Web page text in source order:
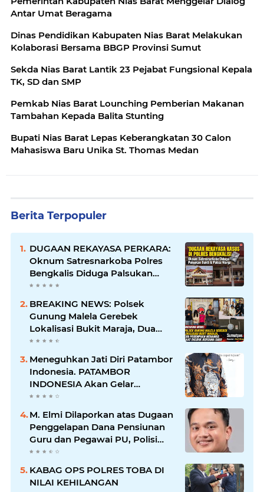
Antar Umat Beragama
Dinas Pendidikan Kabupaten Nias Barat Melakukan
Kolaborasi Bersama BBGP Provinsi Sumut
Sekda Nias Barat Lantik 23 Pejabat Fungsional Kepala
TK, SD dan SMP
Pemkab Nias Barat Lounching Pemberian Makanan
Tambahan Kepada Balita Stunting
Bupati Nias Barat Lepas Keberangkatan 30 Calon
Mahasiswa Baru Unika St. Thomas Medan
Berita Terpopuler
DUGAAN REKAYASA PERKARA:
Oknum Satresnarkoba Polres
Bengkalis Diduga Palsukan
Barang Bukti Hingga Paksa
BREAKING NEWS: Polsek
Gunung Malela Gerebek
Lokalisasi Bukit Maraja, Dua
Perempuan Menangis Saat
Diciduk Bersama Sabu
Meneguhkan Jati Diri Patambor
Indonesia. PATAMBOR
INDONESIA Akan Gelar
RAKERNAS II Di Jakarta.
M. Elmi Dilaporkan atas Dugaan
Penggelapan Dana Pensiunan
Guru dan Pegawai PU, Polisi
Pastikan Proses Hukum
KABAG OPS POLRES TOBA DI
NILAI KEHILANGAN